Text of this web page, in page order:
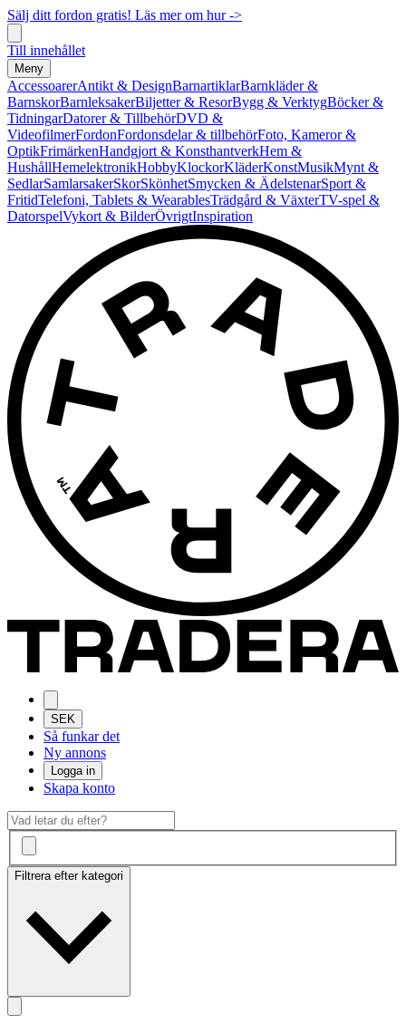
Sälj ditt fordon gratis! Läs mer om hur ->
Till innehållet
Meny
AccessoarerAntikt & DesignBarnartiklarBarnkläder &
BarnskorBarnleksakerBiljetter & ResorBygg & VerktygBöcker &
TidningarDatorer & TillbehörDVD &
VideofilmerFordonFordonsdelar & tillbehörFoto, Kameror &
OptikFrimärkenHandgjort & KonsthantverkHem &
HushållHemelektronikHobbyKlockorKläderKonstMusikMynt &
SedlarSamlarsakerSkorSkönhetSmycken & ÄdelstenarSport &
FritidTelefoni, Tablets & WearablesTrädgård & VäxterTV-spel &
DatorspelVykort & BilderÖvrigtInspiration
SEK
Så funkar det
Ny annons
Logga in
Skapa konto
Filtrera efter kategori